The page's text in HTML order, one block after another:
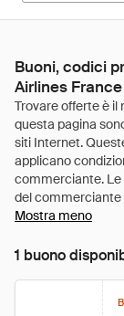
Buoni, codici
Airlines France
Mostra meno
1 buono